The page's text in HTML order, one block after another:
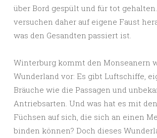
über Bord gespült und für tot
versuchen daher auf eigene Faust
was den Gesandten passiert ist.
Winterburg kommt den Monseanern
Wunderland vor: Es gibt Luftschiffe,
Bräuche wie die Passagen und
Antriebsarten. Und was hat es mit
Füchsen auf sich, die sich an einen
binden können? Doch dieses